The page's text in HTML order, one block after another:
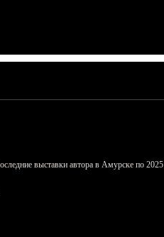
выставки автора в Амурске по 2025